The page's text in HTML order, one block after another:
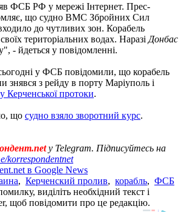
ФСБ РФ у мережі Інтернет. Прес-
що судно ВМС Збройних Сил
до чутливих зон. Корабель
територіальних водах. Наразі Донбас
- йдеться у повідомленні.
у ФСБ повідомили, що корабель
знявся з рейду в порту Маріуполь і
протоки.
що судно взяло зворотний курс.
у Telegram. Підписуйтесь на
korrespondentnet
в Google News
, Керченский пролив, корабль, ФСБ
виділіть необхідний текст і
щоб повідомити про це редакцію.